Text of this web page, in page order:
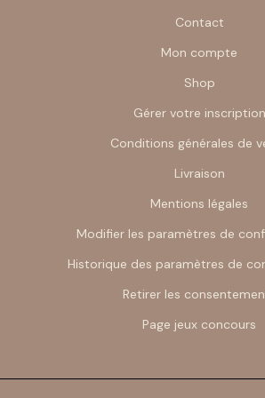
Contact
Mon compte
Shop
Gérer votre inscription
Conditions générales de
Livraison
Mentions légales
Modifier les paramètres de
Historique des paramètres de
Retirer les
Page jeux concours